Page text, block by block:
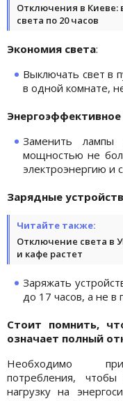
Отключения в Киеве:
света по 20 часов
Экономия света:
Выключать свет в
в одной комнате,
Заменить
мощностью не
электроэнергию и
Зарядные
Читайте также:
Отключение света в
и кафе растет
Заряжать
до 17 часов, а не в
Стоит помнить,
означает полный
Необходимо
потребления,
нагрузку на